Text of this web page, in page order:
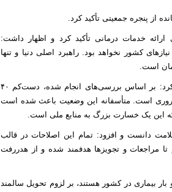
از پنجره جمعیتی تأکید کرد.
ارائه خدمات درمانی تأکید کرد و اظهار داشت:
کشور نخواهد بود. راهبرد اصلی دنیا و تنها
است.
وی با ارائه آماری تکان‌دهنده از ناکارآمدی در توزیع و مصرف خدمات درمانی تصریح کرد: بر اساس بررسی‌های انجام شده، دست‌کم ۴۰
اضافی و غیرضروری است. متأسفانه این وضعیت باعث شده است
دانست و افزود: تمام این اصلاحات در قالب
مراجعات و تجویزها هدفمند شده و از هدررفت
بیماری در کشور هستند، بر لزوم تحویل سالمند